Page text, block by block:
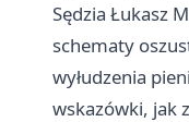
Sędzia Łukasz
schematy
wyłudzenia
wskazówki, jak